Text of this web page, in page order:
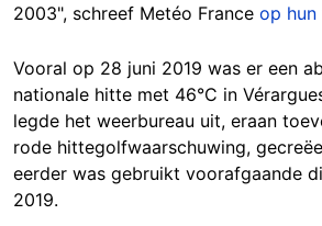
2003", schreef Metéo France op
Vooral op 28 juni 2019 was er een
nationale hitte met 46°C in
legde het weerbureau uit, eraan
rode hittegolfwaarschuwing,
eerder was gebruikt voorafgaande
2019.